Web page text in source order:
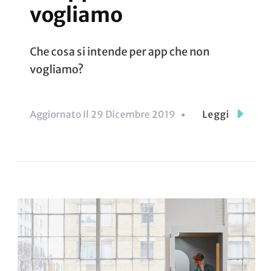
vogliamo
Che cosa si intende per app che non
vogliamo?
Aggiornato Il 29 Dicembre 2019 Leggi